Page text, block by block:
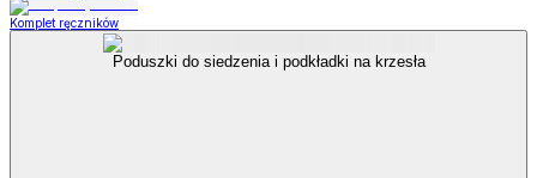
Komplet ręczników
Poduszki do siedzenia i podkładki na krzesła